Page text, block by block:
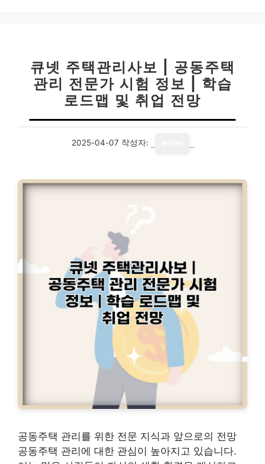
큐넷 주택관리사보 | 공동주택
관리 전문가 시험 정보 | 학습
로드맵 및 취업 전망
2025-04-07 작성자:
공동주택 관리를 위한 전문 지식과 앞으로의 전망
공동주택 관리에 대한 관심이 높아지고 있습니다.